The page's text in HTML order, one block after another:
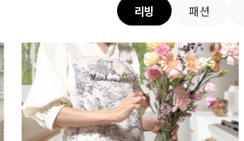
리빙 패션